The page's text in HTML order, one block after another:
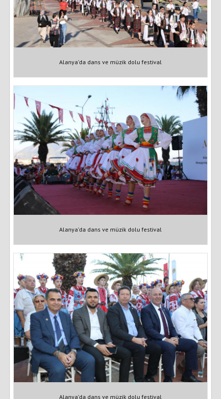
Alanya’da dans ve müzik dolu festival
Alanya’da dans ve müzik dolu festival
Alanya’da dans ve müzik dolu festival